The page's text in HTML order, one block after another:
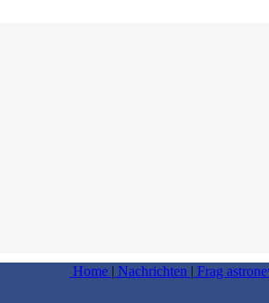
Home | Nachrichten | Frag